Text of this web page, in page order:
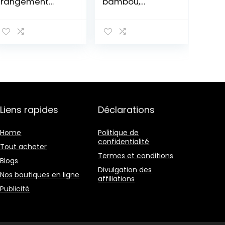
et autres
bouteilles –
20 bouteilles,
garde-manger,
Liens rapides
Home
Tout acheter
Blogs
Nos boutiques en ligne
Publicité
Déclarations
Politique de
confidentialité
Termes et conditions
Divulgation des
affiliations